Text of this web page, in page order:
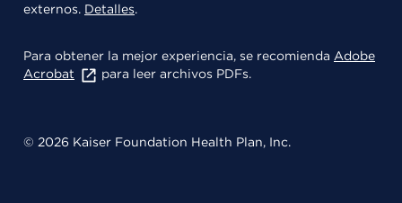
externos. Detalles.
Para obtener la mejor experiencia, se recomienda Adobe
Acrobat
para leer archivos PDFs.
© 2026 Kaiser Foundation Health Plan, Inc.